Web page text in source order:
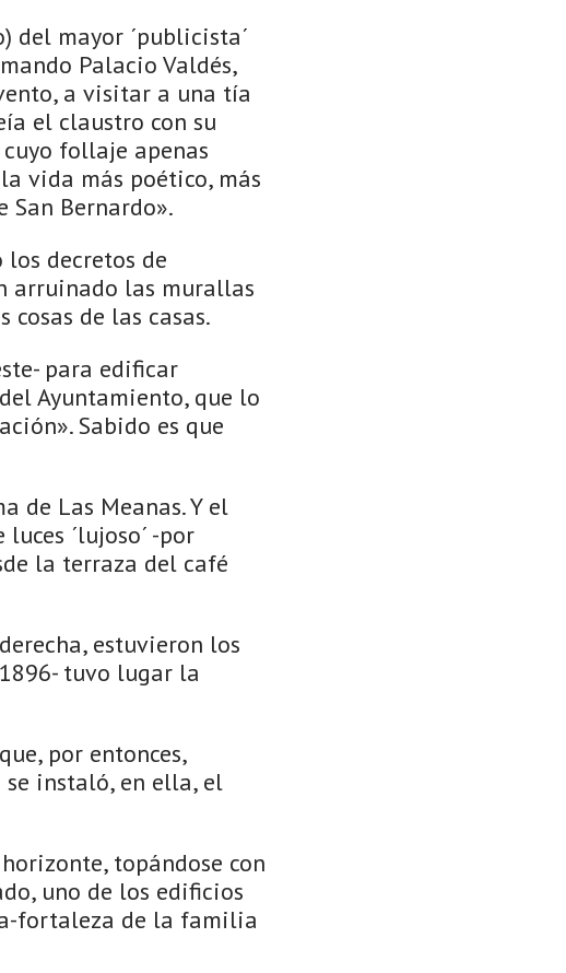
del mayor ´publicista´
Palacio Valdés,
a visitar a una tía
el claustro con su
follaje apenas
vida más poético, más
Bernardo».
decretos de
arruinado las murallas
de las casas.
para edificar
Ayuntamiento, que lo
Sabido es que
de Las Meanas. Y el
´lujoso´ -por
la terraza del café
estuvieron los
tuvo lugar la
por entonces,
instaló, en ella, el
topándose con
uno de los edificios
fortaleza de la familia